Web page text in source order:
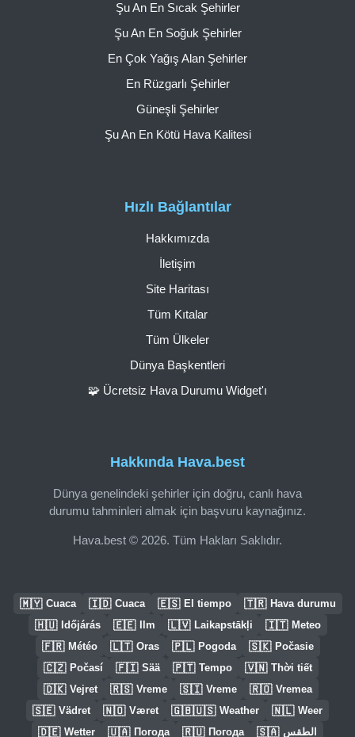
Hakkında Hava.best
Dünya genelindeki şehirler için doğru, canlı hava
durumu tahminleri almak için başvuru kaynağınız.
Hava.best © 2026. Tüm Hakları Saklıdır.
Hızlı Bağlantılar
Hakkımızda
İletişim
Site Haritası
Tüm Kıtalar
Tüm Ülkeler
Dünya Başkentleri
🧩 Ücretsiz Hava Durumu Widget'ı
Şu An En Sıcak Şehirler
Şu An En Soğuk Şehirler
En Çok Yağış Alan Şehirler
En Rüzgarlı Şehirler
Güneşli Şehirler
Şu An En Kötü Hava Kalitesi
🇲🇾 Cuaca 🇮🇩 Cuaca 🇪🇸 El tiempo 🇹🇷 Hava durumu
🇭🇺 Időjárás 🇪🇪 Ilm 🇱🇻 Laikapstākļi 🇮🇹 Meteo
🇫🇷 Météo 🇱🇹 Oras 🇵🇱 Pogoda 🇸🇰 Počasie
🇨🇿 Počasí 🇫🇮 Sää 🇵🇹 Tempo 🇻🇳 Thời tiết
🇩🇰 Vejret 🇷🇸 Vreme 🇸🇮 Vreme 🇷🇴 Vremea
🇸🇪 Vädret 🇳🇴 Været 🇬🇧🇺🇸 Weather 🇳🇱 Weer
🇩🇪 Wetter 🇺🇦 Погода 🇷🇺 Погода 🇸🇦 الطقس